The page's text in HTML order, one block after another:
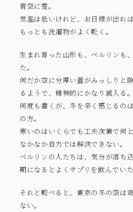
青空に雪。
気温は低いけれど、お日様が出れ
もっとも洗濯物がよく乾く。
生まれ育った山形も、ベルリンも
た。
何だか空に分厚い蓋がみっしりと
るようで、精神的にかなり滅入る。
何度も書くが、冬を辛く感じるの
の方。
寒いのはいくらでも工夫次第で何
なかなか自力では解決できない。
ベルリンの人たちは、気分が落ち
期になるとよくサプリを飲んでいた
それと較べると、東京の冬の空は
ない。